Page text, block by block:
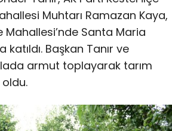
Muhtarı Ramazan Kaya,
Mahallesi’nde Santa Maria
Başkan Tanır ve
armut toplayarak tarım
oldu.